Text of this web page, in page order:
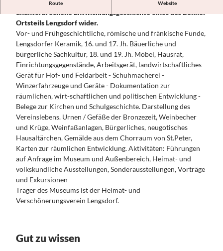
Theater,
Kleinkuns
t
Siebenge
birge
Naturreg
ion Sieg
Rheinisch
e
Kulturgä
rten
Das
Ahrtal
und
Umgebun
g
GRUPPEN &
REISEVERANSTALTER
Alle Themen
Angebots- und
Programmbausteine
Beethovenfest 2026 für
Reiseveranstalter
150 Jahre Konrad Adenauer
AGENT PACKAGE
PLANEN
&
BUCHEN
Alle
Themen
Hotels
buchen
Wohnmobil
- &
Campingpl
ätze
WELCOME
CARD Bonn
Events &
Festivals
Guide
SERVICE
&
KONTAKT
Alle Themen
Presse &
Medien
Medienarchi
v Bonn
Region
zum
Download
KONGRESS- &
TAGUNGSREGION
BONN
Route Website
Das Heimatmuseum spiegelt die raumbezogene,
ununterbrochene Entwicklungsgeschichte eines des Bonner
Ortsteils Lengsdorf wider.
Vor- und Frühgeschichtliche, römische und fränkische Funde,
Lengsdorfer Keramik, 16. und 17. Jh. Bäuerliche und
bürgerliche Sachkultur, 18. und 19. Jh. Möbel, Hausrat,
Einrichtungsgegenstände, Arbeitsgerät, landwirtschaftliches
Gerät für Hof- und Feldarbeit - Schuhmacherei -
Winzerfahrzeuge und Geräte - Dokumentation zur
räumlichen, wirt-schaftlichen und politischen Entwicklung -
Belege zur Kirchen und Schulgeschichte. Darstellung des
Vereinslebens. Urnen / Gefäße der Bronzezeit, Weinbecher
und Krüge, Weinfaßanlagen, Bürgerliches, neugotisches
Hausaltärchen, Gemälde aus dem Chorraum von St.Peter,
Karten zur räumlichen Entwicklung. Aktivitäten: Führungen
auf Anfrage im Museum und Außenbereich, Heimat- und
volkskundliche Ausstellungen, Sonderausstellungen, Vorträge
und Exkursionen
Träger des Museums ist der Heimat- und
Verschönerungsverein Lengsdorf.
Gut zu wissen